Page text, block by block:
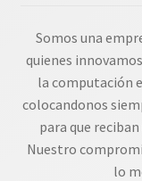
Somos una
quienes
la computación
colocandonos
para que
Nuestro
lo